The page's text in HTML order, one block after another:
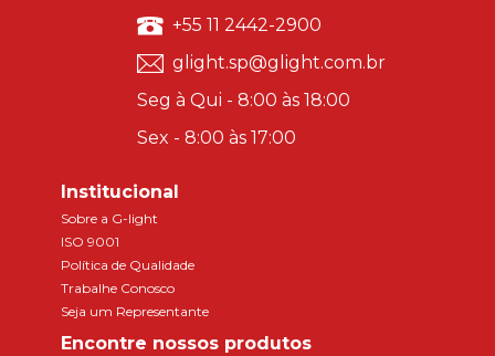
+55 11 2442-2900
glight.sp@glight.com.br
Seg à Qui - 8:00 às 18:00
Sex - 8:00 às 17:00
Institucional
Sobre a G-light
ISO 9001
Política de Qualidade
Trabalhe Conosco
Seja um Representante
Encontre nossos produtos